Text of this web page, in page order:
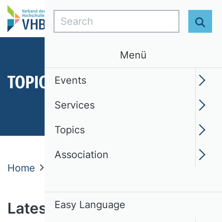
TOPICS
Home
Latest news from the VHB
Search
Menü
Events
Services
Topics
Association
Easy Language